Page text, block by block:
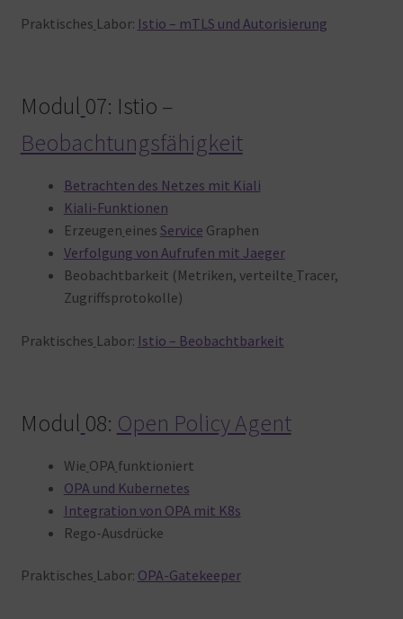
Praktisches Labor: Istio – mTLS und Autorisierung
Modul 07: Istio –
Beobachtungsfähigkeit
Betrachten des Netzes mit Kiali
Kiali-Funktionen
Erzeugen eines Service Graphen
Verfolgung von Aufrufen mit Jaeger
Beobachtbarkeit (Metriken, verteilte Tracer,
Zugriffsprotokolle)
Praktisches Labor: Istio – Beobachtbarkeit
Modul 08: Open Policy Agent
Wie OPA funktioniert
OPA und Kubernetes
Integration von OPA mit K8s
Rego-Ausdrücke
Praktisches Labor: OPA-Gatekeeper